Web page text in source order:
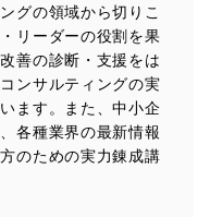
グの領域から切りこ
リーダーの役割を果
善の診断・支援をは
ンサルティングの実
ます。また、中小企
各種業界の最新情報
のための実力錬成講